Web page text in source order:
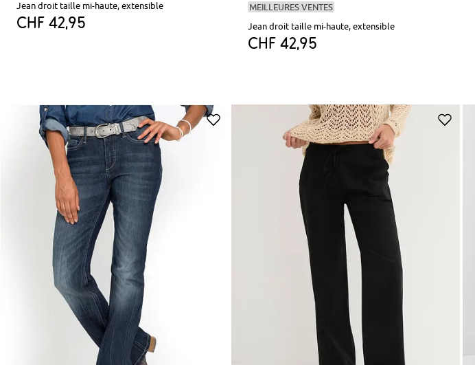
Jean droit taille mi-haute, extensible
CHF 42,95
MEILLEURES VENTES
Jean droit taille mi-haute, extensible
CHF 42,95